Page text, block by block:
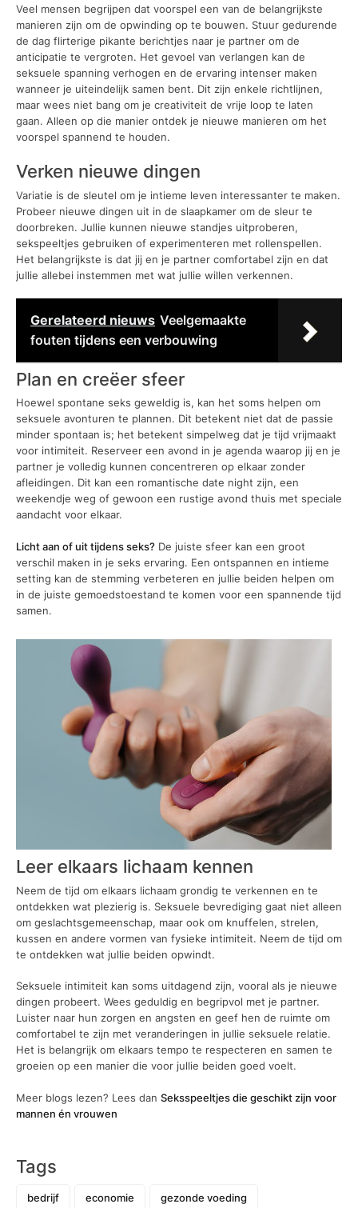
Veel mensen begrijpen dat voorspel een van de belangrijkste
manieren zijn om de opwinding op te bouwen. Stuur gedurende
de dag flirterige pikante berichtjes naar je partner om de
anticipatie te vergroten. Het gevoel van verlangen kan de
seksuele spanning verhogen en de ervaring intenser maken
wanneer je uiteindelijk samen bent. Dit zijn enkele richtlijnen,
maar wees niet bang om je creativiteit de vrije loop te laten
gaan. Alleen op die manier ontdek je nieuwe manieren om het
voorspel spannend te houden.
Verken nieuwe dingen
Variatie is de sleutel om je intieme leven interessanter te maken.
Probeer nieuwe dingen uit in de slaapkamer om de sleur te
doorbreken. Jullie kunnen nieuwe standjes uitproberen,
sekspeeltjes gebruiken of experimenteren met rollenspellen.
Het belangrijkste is dat jij en je partner comfortabel zijn en dat
jullie allebei instemmen met wat jullie willen verkennen.
Gerelateerd nieuws Veelgemaakte
fouten tijdens een verbouwing
Plan en creëer sfeer
Hoewel spontane seks geweldig is, kan het soms helpen om
seksuele avonturen te plannen. Dit betekent niet dat de passie
minder spontaan is; het betekent simpelweg dat je tijd vrijmaakt
voor intimiteit. Reserveer een avond in je agenda waarop jij en je
partner je volledig kunnen concentreren op elkaar zonder
afleidingen. Dit kan een romantische date night zijn, een
weekendje weg of gewoon een rustige avond thuis met speciale
aandacht voor elkaar.
Licht aan of uit tijdens seks? De juiste sfeer kan een groot
verschil maken in je seks ervaring. Een ontspannen en intieme
setting kan de stemming verbeteren en jullie beiden helpen om
in de juiste gemoedstoestand te komen voor een spannende tijd
samen.
Leer elkaars lichaam kennen
Neem de tijd om elkaars lichaam grondig te verkennen en te
ontdekken wat plezierig is. Seksuele bevrediging gaat niet alleen
om geslachtsgemeenschap, maar ook om knuffelen, strelen,
kussen en andere vormen van fysieke intimiteit. Neem de tijd om
te ontdekken wat jullie beiden opwindt.
Seksuele intimiteit kan soms uitdagend zijn, vooral als je nieuwe
dingen probeert. Wees geduldig en begripvol met je partner.
Luister naar hun zorgen en angsten en geef hen de ruimte om
comfortabel te zijn met veranderingen in jullie seksuele relatie.
Het is belangrijk om elkaars tempo te respecteren en samen te
groeien op een manier die voor jullie beiden goed voelt.
Meer blogs lezen? Lees dan Seksspeeltjes die geschikt zijn voor
mannen én vrouwen
Tags
bedrijf economie gezonde voeding